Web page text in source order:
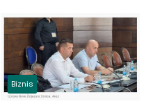
Biznis